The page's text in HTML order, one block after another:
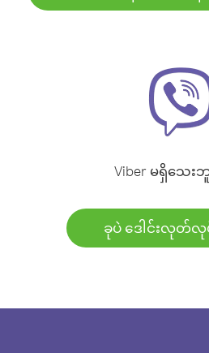
Viber မရှိသေးဘူ
ခုပဲ ဒေါင်းလုတ်